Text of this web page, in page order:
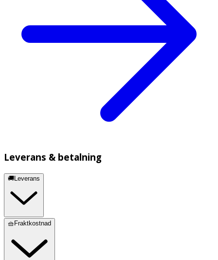
Leverans & betalning
🚚Leverans
🧺Fraktkostnad